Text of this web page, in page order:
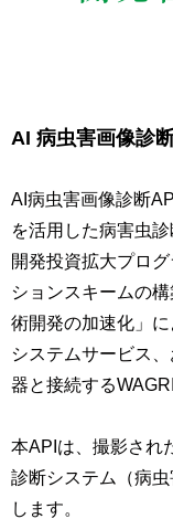
AI 病⾍害画像診
AI病虫害画像診断
を活用した病害虫
開発投資拡大プロ
ションスキームの
術開発の加速化」
システムサービス
器と接続する
本APIは、撮影され
診断システム（病
します。